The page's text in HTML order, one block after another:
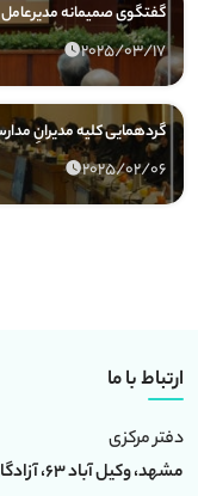
گفتگوی صمیمانه
2025/03/17
گردهمایی کلیه مدیرانِ
2025/02/06
ارتباط با ما
دفتر مرکزی
مشهد، وکیل آباد 63، آزادگان 6، ساختمان امامت